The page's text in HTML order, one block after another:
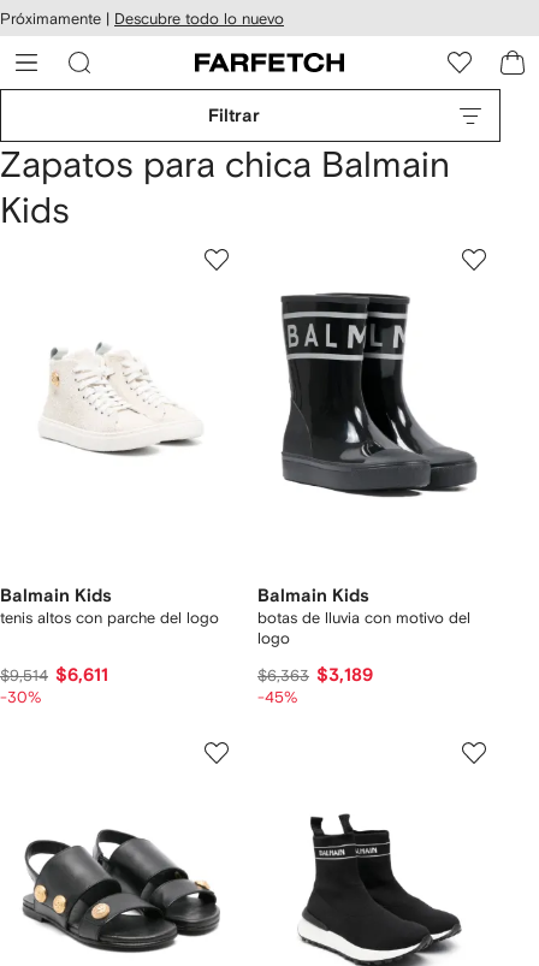
al
Próximamente | Descubre todo lo nuevo
Filtrar
Zapatos para chica Balmain
Kids
Balmain Kids
tenis altos con parche del logo
$9,514 $6,611
-30%
Balmain Kids
botas de lluvia con motivo del
logo
$6,363 $3,189
-45%